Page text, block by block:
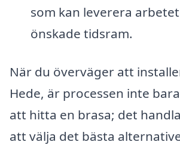
som kan leverera
önskade tidsram.
När du överväger att
Hede, är processen inte
att hitta en brasa; det
att välja det bästa